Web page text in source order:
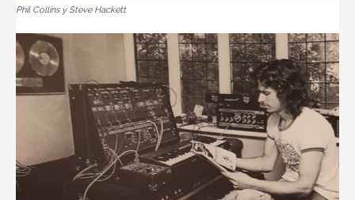
Phil Collins y Steve Hackett